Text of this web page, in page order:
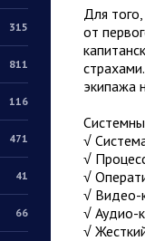
315
811
116
471
41
66
Для
от
экипажа
√
√
√
√ Видео-
√ Аудио-
√